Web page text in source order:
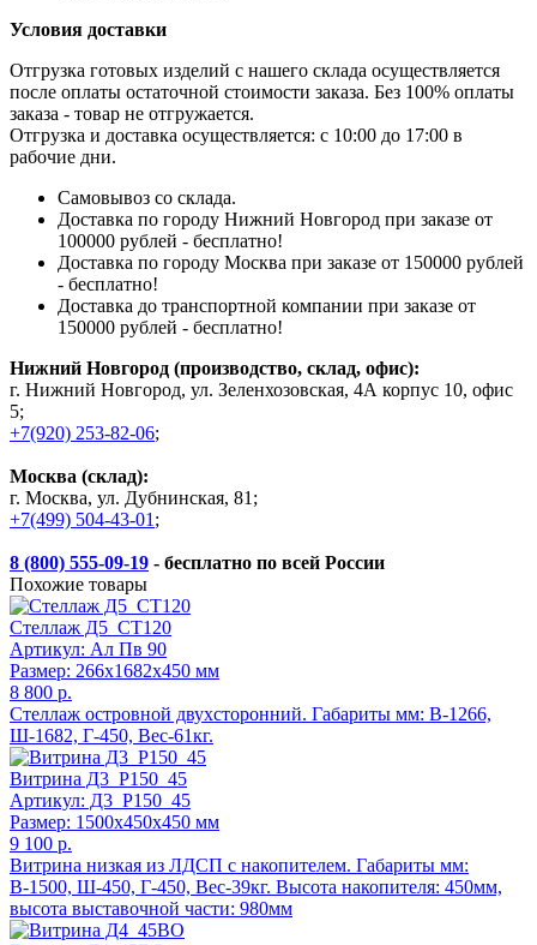
Условия доставки
Отгрузка готовых изделий с нашего склада осуществляется
после оплаты остаточной стоимости заказа. Без 100% оплаты
заказа - товар не отгружается.
Отгрузка и доставка осуществляется: с 10:00 до 17:00 в
рабочие дни.
Самовывоз со склада.
Доставка по городу Нижний Новгород при заказе от
100000 рублей - бесплатно!
Доставка по городу Москва при заказе от 150000 рублей
- бесплатно!
Доставка до транспортной компании при заказе от
150000 рублей - бесплатно!
Нижний Новгород (производство, склад, офис):
г. Нижний Новгород, ул. Зеленхозовская, 4А корпус 10, офис
5;
+7(920) 253-82-06;
Москва (склад):
г. Москва, ул. Дубнинская, 81;
+7(499) 504-43-01 ;
8 (800) 555-09-19 - бесплатно по всей России
Похожие товары
Стеллаж Д5_СТ120
Артикул: Ал Пв 90
Размер: 266x1682x450 мм
8 800 р.
Стеллаж островной двухсторонний. Габариты мм: В-1266,
Ш-1682, Г-450, Вес-61кг.
Витрина Д3_Р150_45
Артикул: Д3_Р150_45
Размер: 1500x450x450 мм
9 100 р.
Витрина низкая из ЛДСП с накопителем. Габариты мм:
В-1500, Ш-450, Г-450, Вес-39кг. Высота накопителя: 450мм,
высота выставочной части: 980мм